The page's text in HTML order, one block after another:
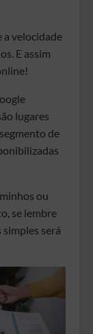
a velocidade
E assim
lugares
de
ou
se lembre
será